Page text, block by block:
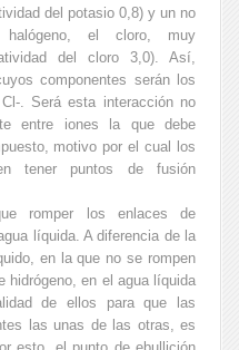
del potasio 0,8) y un no
el cloro, muy
del cloro 3,0). Así,
componentes serán los
. Será esta interacción no
entre iones la que debe
motivo por el cual los
tener puntos de fusión
romper los enlaces de
líquida. A diferencia de la
en la que no se rompen
hidrógeno, en el agua líquida
de ellos para que las
las unas de las otras, es